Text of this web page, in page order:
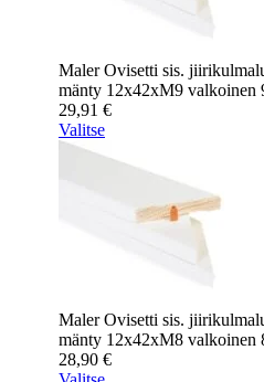
Maler Ovisetti sis.
mänty 12x42xM9 valkoinen
29,91 €
Valitse
Maler Ovisetti sis.
mänty 12x42xM8 valkoinen
28,90 €